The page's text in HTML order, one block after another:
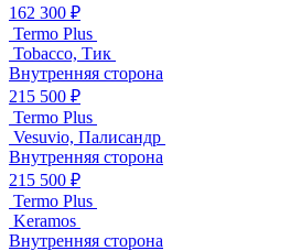
162 300 ₽
Termo Plus
Tobacco, Тик
Внутренняя сторона
215 500 ₽
Termo Plus
Vesuvio, Палисандр
Внутренняя сторона
215 500 ₽
Termo Plus
Keramos
Внутренняя сторона